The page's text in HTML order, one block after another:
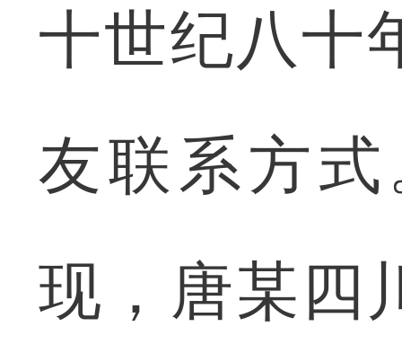
十世纪八十
友联系方
现，唐某四